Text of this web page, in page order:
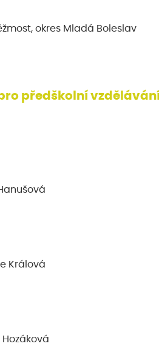
okres Mladá Boleslav
předškolní
Králová